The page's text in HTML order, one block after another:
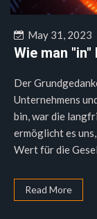
May 31, 2023
Wie man
Der
Unternehmens
bin, war die
ermöglicht es
Wert für die
Read More